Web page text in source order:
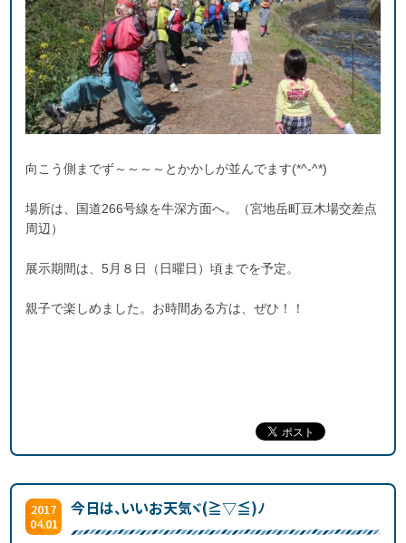
向こう側までず～～～～とかかしが並んでます(*^-^*)
場所は、国道266号線を牛深方面へ。（宮地岳町豆木場交差点
周辺）
展示期間は、5月８日（日曜日）頃までを予定。
親子で楽しめました。お時間ある方は、ぜひ！！
2017
04.01
今日は、いいお天気ヾ(≧▽≦)ﾉ